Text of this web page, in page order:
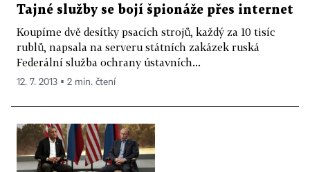
Tajné služby se bojí špionáže přes internet
Koupíme dvě desítky psacích strojů, každý za 10 tisíc
rublů, napsala na serveru státních zakázek ruská
Federální služba ochrany ústavních...
12. 7. 2013 ▪ 2 min. čtení